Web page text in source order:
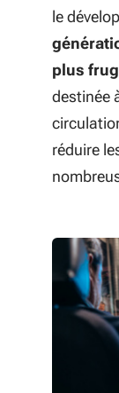
le
plus
destinée
réduire